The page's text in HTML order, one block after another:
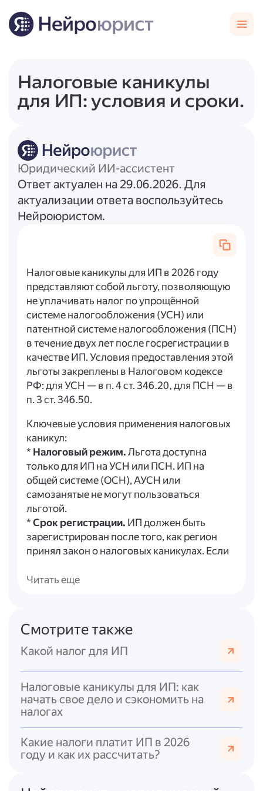
Налоговые каникулы
для ИП: условия и сроки.
Юридический ИИ-ассистент
Ответ актуален на 29.06.2026. Для
актуализации ответа воспользуйтесь
Нейроюристом.
Налоговые каникулы для ИП в 2026 году
представляют собой льготу, позволяющую
не уплачивать налог по упрощённой
системе налогообложения (УСН) или
патентной системе налогообложения (ПСН)
в течение двух лет после госрегистрации в
качестве ИП. Условия предоставления этой
льготы закреплены в Налоговом кодексе
РФ: для УСН — в п. 4 ст. 346.20, для ПСН — в
п. 3 ст. 346.50.
Ключевые условия применения налоговых
каникул:
* Налоговый режим. Льгота доступна
только для ИП на УСН или ПСН. ИП на
общей системе (ОСН), АУСН или
самозанятые не могут пользоваться
льготой.
* Срок регистрации. ИП должен быть
зарегистрирован после того, как регион
принял закон о налоговых каникулах. Если
применяется.
перечню, установленному регионом.
Перечень можно узнать на сайте ФНС в
разделе «Особенности регионального
году доход ИП не должен превышать 490,5
млн руб..
Кроме того, региональные власти вправе
устанавливать дополнительные
ограничения, касающиеся вида
годовой прибыли.
Читать еще
Смотрите также
Какой налог для ИП
Налоговые каникулы для ИП: как
начать свое дело и сэкономить на
налогах
Какие налоги платит ИП в 2026
году и как их рассчитать?